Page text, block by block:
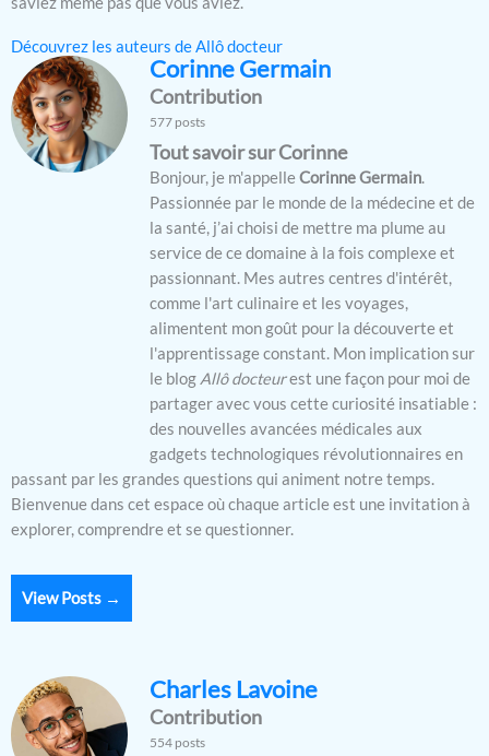
Découvrez les auteurs de Allô docteur
Corinne Germain
Contribution
577 posts
Tout savoir sur Corinne
Bonjour, je m'appelleCorinne Germain.
Passionnée par le monde de la médecine et de
la santé, j’ai choisi de mettre ma plume au
service de ce domaine à la fois complexe et
passionnant. Mes autres centres d'intérêt,
comme l'art culinaire et les voyages,
alimentent mon goût pour la découverte et
l'apprentissage constant. Mon implication sur
le blog Allô docteurest une façon pour moi de
partager avec vous cette curiosité insatiable :
des nouvelles avancées médicales aux
gadgets technologiques révolutionnaires en
passant par les grandes questions qui animent notre temps.
Bienvenue dans cet espace où chaque article est une invitation à
explorer, comprendre et se questionner.
View Posts →
Charles Lavoine
Contribution
554 posts